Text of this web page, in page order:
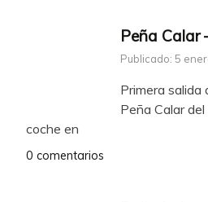
Peña Calar
Publicado: 5
Primera salida
Peña Calar
coche en
0 comentarios